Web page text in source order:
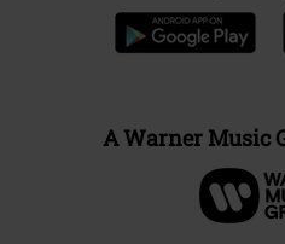
A Warner Music